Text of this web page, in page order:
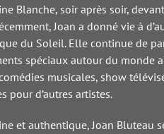
Blanche, soir après soir,
Joan a donné vie à
du Soleil. Elle continue de
spéciaux autour du monde
musicales, show
pour d’autres artistes.
et authentique, Joan Bluteau